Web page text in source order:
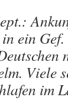
ein Gef.
Viele
im